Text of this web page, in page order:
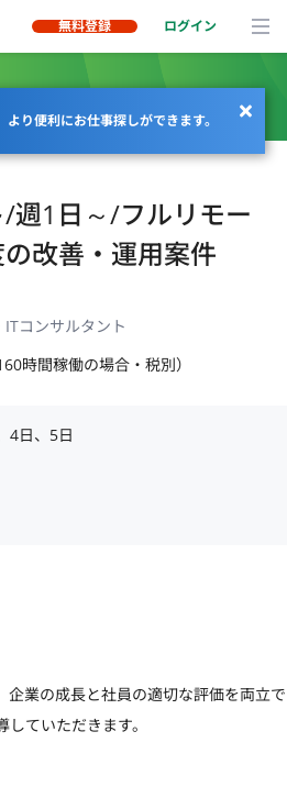
無料登録 ログイン
り便利にお仕事探しができます。
/週1日～/フルリモー
改善・運用案件
コンサルタント
時間稼働の場合・税別）
4日、5日
企業の成長と社員の適切な評価を両立で
ていただきます。